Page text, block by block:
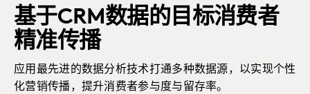
基于CRM数据的目标消费者
精准传播
应用最先进的数据分析技术打通多种数据源，以实现个性
化营销传播，提升消费者参与度与留存率。